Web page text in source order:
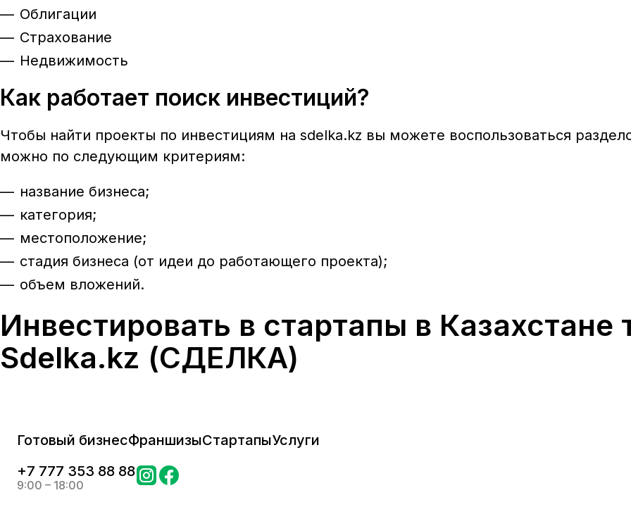
Облигации
Страхование
Недвижимость
Как работает поиск инвестиций?
Чтобы найти проекты по инвестициям на sdelka.kz вы можете воспользоваться
можно по следующим критериям:
название бизнеса;
категория;
местоположение;
стадия бизнеса (от идеи до работающего проекта);
объем вложений.
Инвестировать в стартапы в
Sdelka.kz (СДЕЛКА)
Готовый бизнесФраншизыСтартапыУслуги
+7 777 353 88 88
9:00 – 18:00